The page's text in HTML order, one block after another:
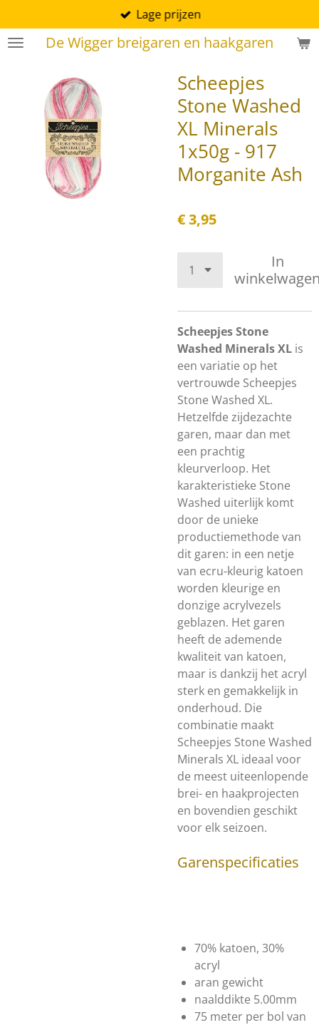
direct
naar
hoofdinhoud
De Wigger breigaren en haakgaren
Lage prijzen
Scheepjes
Stone Washed
XL Minerals
1x50g - 917
Morganite Ash
€ 3,95
In
Scheepjes Stone
Washed Minerals XL is
een variatie op het
vertrouwde Scheepjes
Stone Washed XL.
Hetzelfde zijdezachte
garen, maar dan met
een prachtig
kleurverloop. Het
karakteristieke Stone
Washed uiterlijk komt
door de unieke
productiemethode van
dit garen: in een netje
van ecru-kleurig katoen
worden kleurige en
donzige acrylvezels
geblazen. Het garen
heeft de ademende
kwaliteit van katoen,
maar is dankzij het acryl
sterk en gemakkelijk in
onderhoud. Die
combinatie maakt
Scheepjes Stone Washed
Minerals XL ideaal voor
de meest uiteenlopende
brei- en haakprojecten
en bovendien geschikt
voor elk seizoen.
Garenspecificaties
70% katoen, 30%
acryl
aran gewicht
naalddikte 5.00mm
75 meter per bol van